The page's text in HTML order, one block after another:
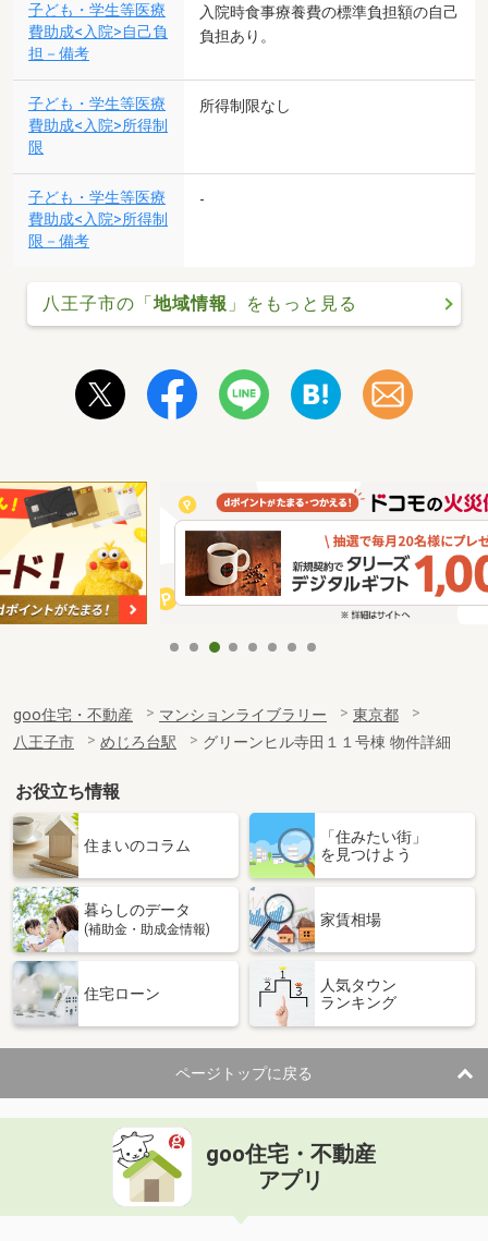
子ども・学生等医療
費助成<入院>自己負
担－備考
入院時食事療養費の標準負担額の自己
負担あり。
子ども・学生等医療
費助成<入院>所得制
限
所得制限なし
子ども・学生等医療
費助成<入院>所得制
限－備考
-
八王子市の「地域情報 」をもっと見る
goo住宅・不動産 マンションライブラリー
東京都
八王子市
めじろ台駅 グリーンヒル寺田１１号棟 物件詳細
お役立ち情報
住まいのコラム
「住みたい街」
を見つけよう
暮らしのデータ
(補助金・助成金情報)
家賃相場
住宅ローン
人気タウン
ランキング
ページトップに戻る
goo住宅・不動産
アプリ